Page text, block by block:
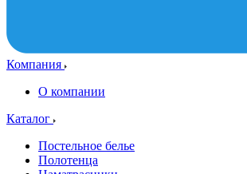
Компания
О компании
Каталог
Постельное белье
Полотенца